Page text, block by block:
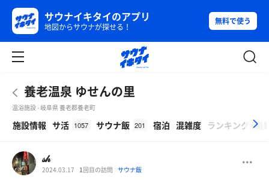
サウナイキタイのアプリ
地図からサウナが探せる！
無料で使う
養老温泉 ゆせんの里
温浴施設 - 岐阜県 養老郡養老町
施設情報 サ活 1057 サウナ飯 201 宿泊 混雑度 ランキング (開
𝓈𝒽
2024.03.17 1回目の訪問 サウナ飯